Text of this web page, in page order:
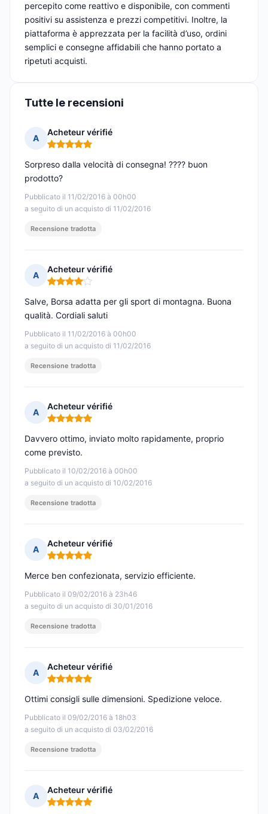
percepito come reattivo e disponibile, con commenti
positivi su assistenza e prezzi competitivi. Inoltre, la
piattaforma è apprezzata per la facilità d’uso, ordini
semplici e consegne affidabili che hanno portato a
ripetuti acquisti.
Tutte le recensioni
A
Acheteur vérifié
Nota: 5 su 5
Pubblicato il 11/02/2016 à 00h00
a seguito di un acquisto di 11/02/2016
Sorpreso dalla velocità di consegna! ???? buon
prodotto?
Recensione tradotta
A
Acheteur vérifié
Nota: 4 su 5
Pubblicato il 11/02/2016 à 00h00
a seguito di un acquisto di 11/02/2016
Salve, Borsa adatta per gli sport di montagna. Buona
qualità. Cordiali saluti
Recensione tradotta
A
Acheteur vérifié
Nota: 5 su 5
Pubblicato il 10/02/2016 à 00h00
a seguito di un acquisto di 10/02/2016
Davvero ottimo, inviato molto rapidamente, proprio
come previsto.
Recensione tradotta
A
Acheteur vérifié
Nota: 5 su 5
Pubblicato il 09/02/2016 à 23h46
a seguito di un acquisto di 30/01/2016
Merce ben confezionata, servizio efficiente.
Recensione tradotta
A
Acheteur vérifié
Nota: 5 su 5
Pubblicato il 09/02/2016 à 18h03
a seguito di un acquisto di 03/02/2016
Ottimi consigli sulle dimensioni. Spedizione veloce.
Recensione tradotta
A
Acheteur vérifié
Nota: 5 su 5